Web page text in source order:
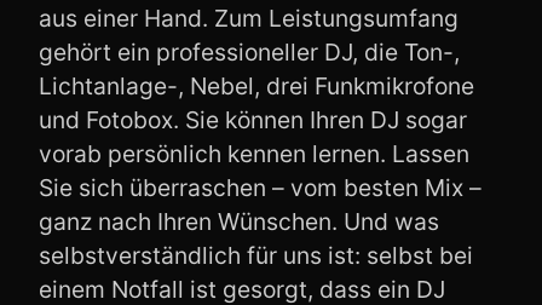
aus einer Hand. Zum Leistungsumfang
gehört ein professioneller DJ, die Ton-,
Lichtanlage-, Nebel, drei Funkmikrofone
und Fotobox. Sie können Ihren DJ sogar
vorab persönlich kennen lernen. Lassen
Sie sich überraschen – vom besten Mix –
ganz nach Ihren Wünschen. Und was
selbstverständlich für uns ist: selbst bei
einem Notfall ist gesorgt, dass ein DJ